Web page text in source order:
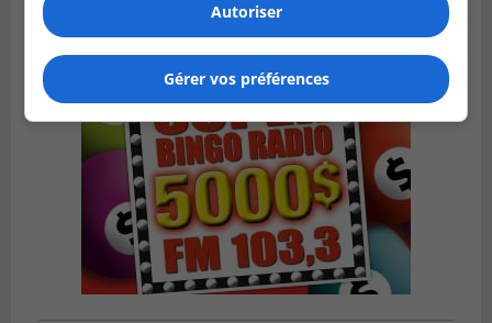
Autoriser
Gérer vos préférences